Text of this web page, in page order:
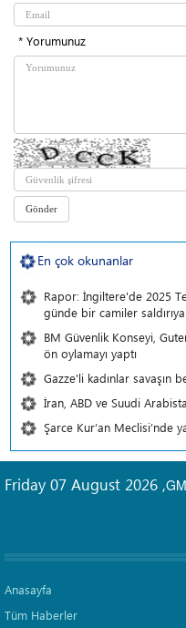
* Yorumunuz
En çok okunanlar
Rapor: İngiltere'de 2025
günde bir camiler
BM Güvenlik Konseyi,
ön oylamayı yaptı
Gazze'li kadınlar savaşın
İran, ABD ve Suudi
Şarce Kur’an Meclisi’nde
Friday 07 August 2026 ,
Anasayfa
Tüm Haberler